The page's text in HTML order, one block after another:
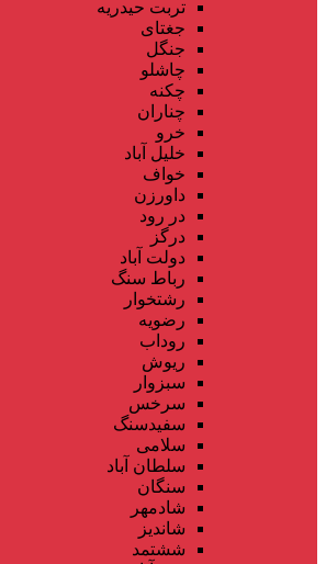
تربت حیدریه
جغتای
جنگل
چاشلو
چکنه
چناران
خرو
خلیل آباد
خواف
داورزن
در رود
درگز
دولت آباد
رباط سنگ
رشتخوار
رضویه
روداب
ریوش
سبزوار
سرخس
سفیدسنگ
سلامی
سلطان آباد
سنگان
شادمهر
شاندیز
ششتمد